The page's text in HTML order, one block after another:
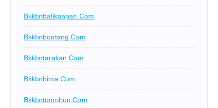
Bkkbnbalikpapan.com
Bkkbnbontang.com
Bkkbntarakan.com
Bkkbnbima.com
Bkkbntomohon.com